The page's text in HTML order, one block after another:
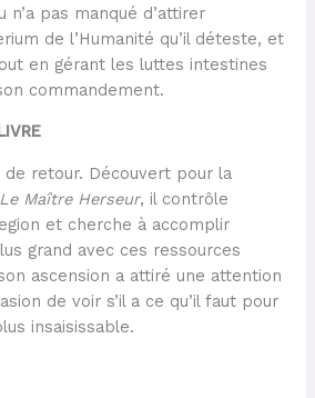
pas manqué d’attirer
de l’Humanité qu’il déteste, et
en gérant les luttes intestines
commandement.
retour. Découvert pour la
Le Maître Herseur, il contrôle
et cherche à accomplir
grand avec ces ressources
ascension a attiré une attention
de voir s’il a ce qu’il faut pour
insaisissable.